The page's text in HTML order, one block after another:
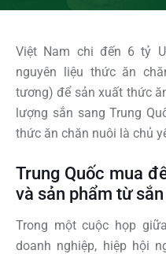
Việt Nam chi đến 6 tỷ
nguyên liệu thức ăn
tương) để sản xuất thức
lượng sắn sang Trung
thức ăn chăn nuôi là chủ
Trung Quốc mua
và sản phẩm từ
Trong một cuộc họp
doanh nghiệp, hiệp hội